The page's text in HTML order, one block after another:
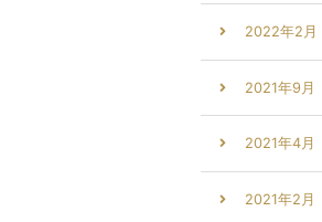
2022年2月
2021年9月
2021年4月
2021年2月